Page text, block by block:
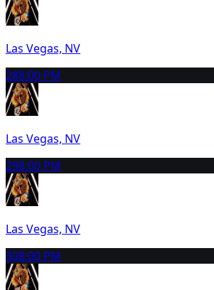
Las Vegas, NV
288:00 PM
Las Vegas, NV
298:00 PM
Las Vegas, NV
308:00 PM